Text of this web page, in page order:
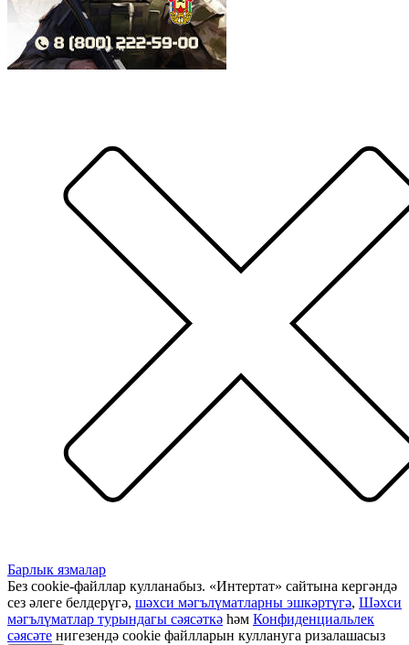
Барлык язмалар
Без cookie-файллар кулланабыз. «Интертат» сайтына кергәндә
сез әлеге белдерүгә, шәхси мәгълүматларны эшкәртүгә, Шәхси
мәгълүматлар турындагы сәясәткә һәм Конфиденциальлек
сәясәте нигезендә cookie файлларын куллануга ризалашасыз